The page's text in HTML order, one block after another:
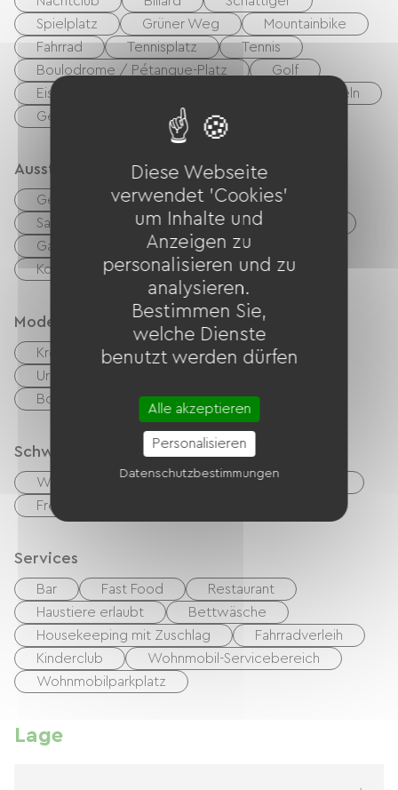
Spielplatz
Grüner Weg
Mountainbike
Fahrrad
Tennisplatz
Tennis
Boulodrome / Pétanque-Platz
Golf
Eisbahn
Angeln
Gewässer
Und mehr
Ausstattung
Gemeinsame sanitäre Einrichtungen
Sammelwaschmaschine
Babyausstattung
Gartenmöbel
Grillen
TV
Kostenloses WLAN
Modes de paiement
Kreditkarte Schecks
Bargeld
Urlaubsgutscheine (ANCV)
Bons CAF
Mandat International
Schwimmbad
Wasserpark / Wasserspielplatz / Wasserrutsche
Freibad
Services
Bar Fast Food
Restaurant
Haustiere erlaubt
Bettwäsche
Housekeeping mit Zuschlag
Fahrradverleih
Kinderclub
Wohnmobil-Servicebereich
Wohnmobilparkplatz
Lage
Diese Webseite
verwendet 'Cookies'
um Inhalte und
Anzeigen zu
personalisieren und zu
analysieren.
Bestimmen Sie,
welche Dienste
benutzt werden dürfen
Alle akzeptieren
Personalisieren
Datenschutzbestimmungen